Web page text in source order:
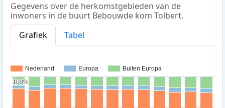
Gegevens over de herkomstgebieden van de
inwoners in de buurt Bebouwde kom Tolbert.
Grafiek
Tabel
Nederland Europa Buiten Europa
100%
100%